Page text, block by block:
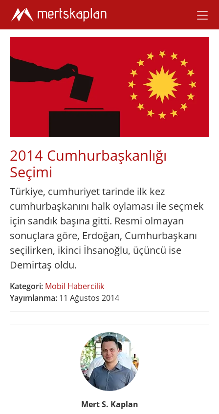
2014 Cumhurbaşkanlığı
Seçimi
Türkiye, cumhuriyet tarinde ilk kez
cumhurbaşkanını halk oylaması ile seçmek
için sandık başına gitti. Resmi olmayan
sonuçlara göre, Erdoğan, Cumhurbaşkanı
seçilirken, ikinci İhsanoğlu, üçüncü ise
Demirtaş oldu.
Kategori: Mobil Habercilik
Yayımlanma: 11 Ağustos 2014
Mert S. Kaplan